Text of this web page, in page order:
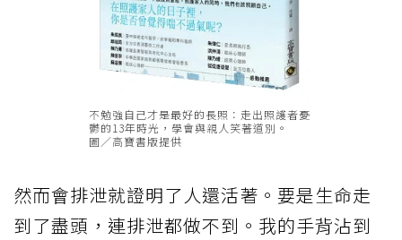
不勉強自己才是最好的長照：走出照護者憂
鬱的13年時光，學會與親人笑著道別。
圖／高寶書版提供
然而會排泄就證明了人還活著。要是生命走
到了盡頭，連排泄都做不到。我的手背沾到